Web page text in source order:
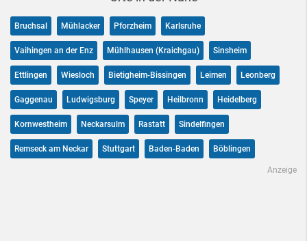
Bruchsal Mühlacker Pforzheim Karlsruhe
Vaihingen an der Enz Mühlhausen (Kraichgau) Sinsheim
Ettlingen Wiesloch Bietigheim-Bissingen Leimen Leonberg
Gaggenau Ludwigsburg Speyer Heilbronn Heidelberg
Kornwestheim Neckarsulm Rastatt Sindelfingen
Remseck am Neckar Stuttgart Baden-Baden Böblingen
Anzeige